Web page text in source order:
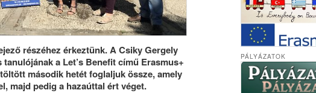
részéhez érkeztünk. A Csiky Gergely
a Let’s Benefit című Erasmus+
második hetét foglaljuk össze, amely
majd pedig a hazaúttal ért véget.
PÁLYÁZATOK